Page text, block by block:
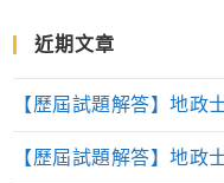
近期文章
【歷屆試題解答】地政
【歷屆試題解答】地政